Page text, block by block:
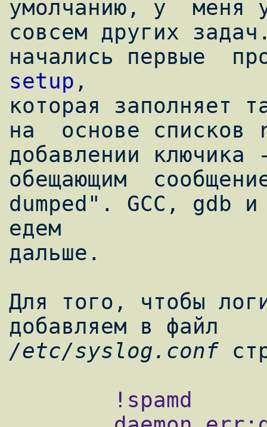
умолчанию, у  меня
совсем других
начались первые
setup ,
которая заполняет
на  основе списков
добавлении
обещающим
dumped". GCC,
едем
дальше.
Для того, чтобы
/etc/syslog.conf